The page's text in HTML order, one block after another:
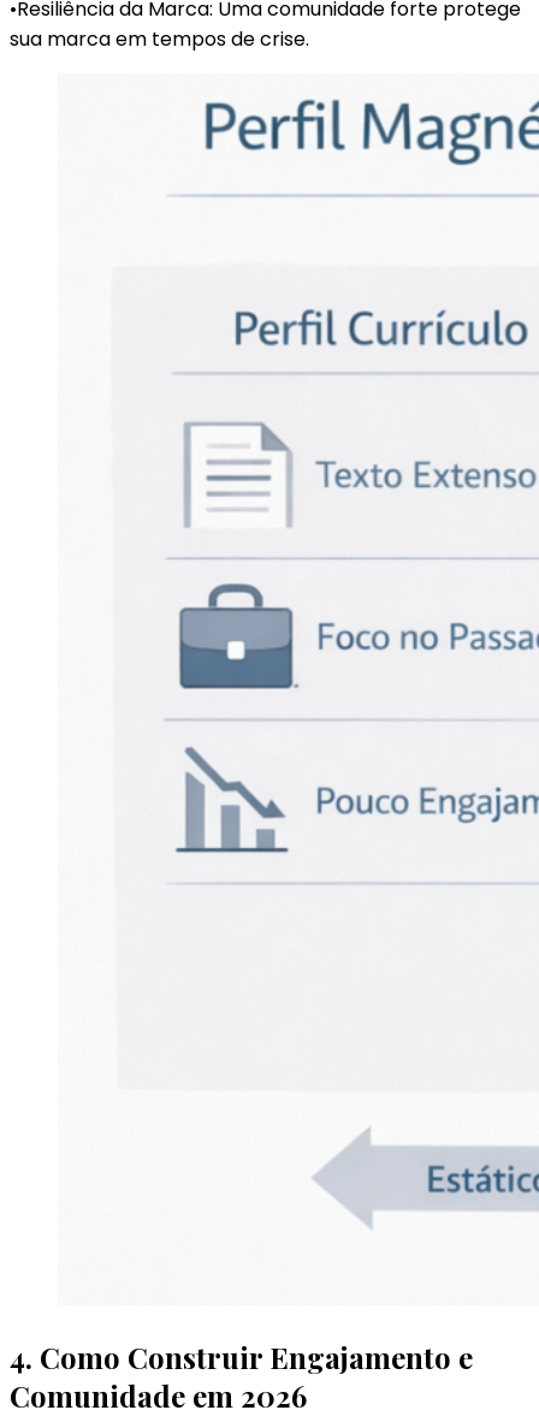
•Resiliência da Marca: Uma comunidade forte protege
sua marca em tempos de crise.
4. Como Construir Engajamento e
Comunidade em 2026